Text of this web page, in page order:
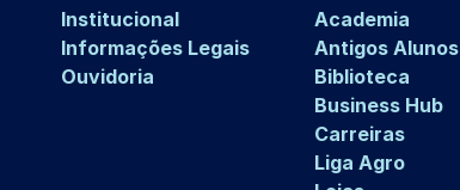
Institucional
Informações Legais
Ouvidoria
Academia
Antigos Alunos
Biblioteca
Business Hub
Carreiras
Liga Agro